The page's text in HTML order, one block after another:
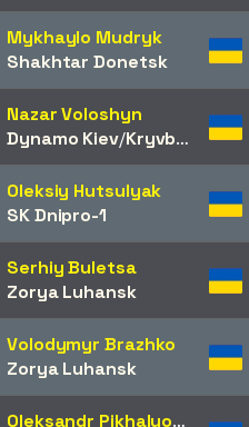
Mykhaylo Mudryk
Shakhtar Donetsk
Nazar Voloshyn
Dynamo Kiev/​Kryvbas Kryvyi Rih
Oleksiy Hutsulyak
SK Dnipro-1
Serhiy Buletsa
Zorya Luhansk
Volodymyr Brazhko
Zorya Luhansk
Oleksandr Pikhalyonok